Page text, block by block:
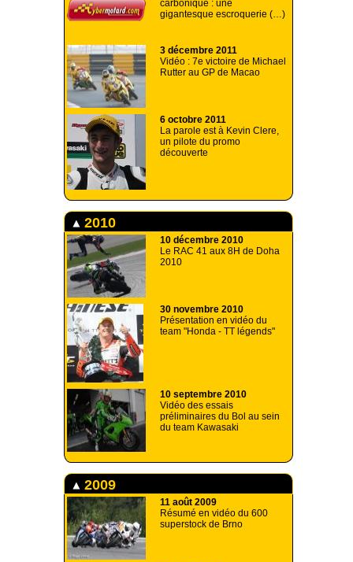
carbonique : une
gigantesque escroquerie (…)
3 décembre 2011
Vidéo : 7e victoire de Michael
Rutter au GP de Macao
6 octobre 2011
La parole est à Kevin Clere,
un pilote du promo
découverte
2010
10 décembre 2010
Le RAC 41 aux 8H de Doha
2010
30 novembre 2010
Présentation en vidéo du
team "Honda - TT légends"
10 septembre 2010
Vidéo des essais
préliminaires du Bol au sein
du team Kawasaki
2009
11 août 2009
Résumé en vidéo du 600
superstock de Brno